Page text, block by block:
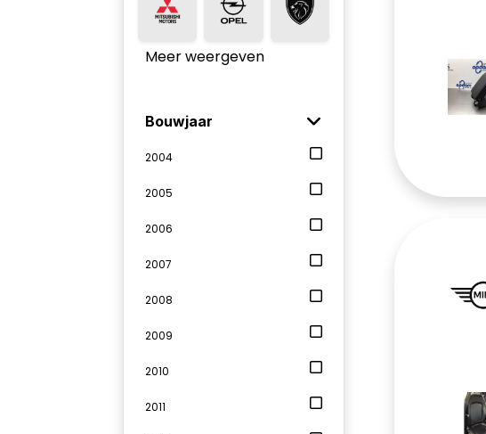
Meer weergeven
Bouwjaar
2004
2005
2006
2007
2008
2009
2010
2011